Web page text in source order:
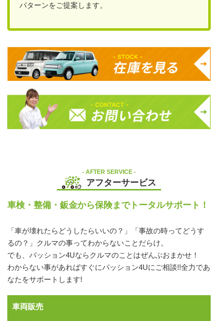
パターンをご提案します。
アフターサービス
AFTER SERVICE
車検・整備・鈑金から保険までトータルサポート！
「車が壊れたらどうしたらいいの？」「事故の時ってどうす
るの？」クルマの事ってわからないことだらけ。
でも、パッション4Uならクルマのことはぜんぶおまかせ！
わからない事があればすぐにパッション4Uにご相談!!全力であ
なたをサポートします!
車両販売